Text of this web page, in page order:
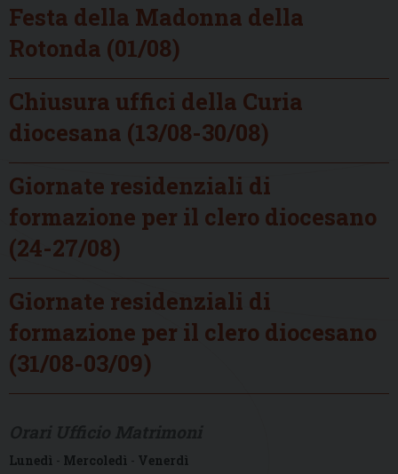
Festa della Madonna della
Rotonda (01/08)
Chiusura uffici della Curia
diocesana (13/08-30/08)
Giornate residenziali di
formazione per il clero diocesano
(24-27/08)
Giornate residenziali di
formazione per il clero diocesano
(31/08-03/09)
Lunedì - Mercoledì - Venerdì